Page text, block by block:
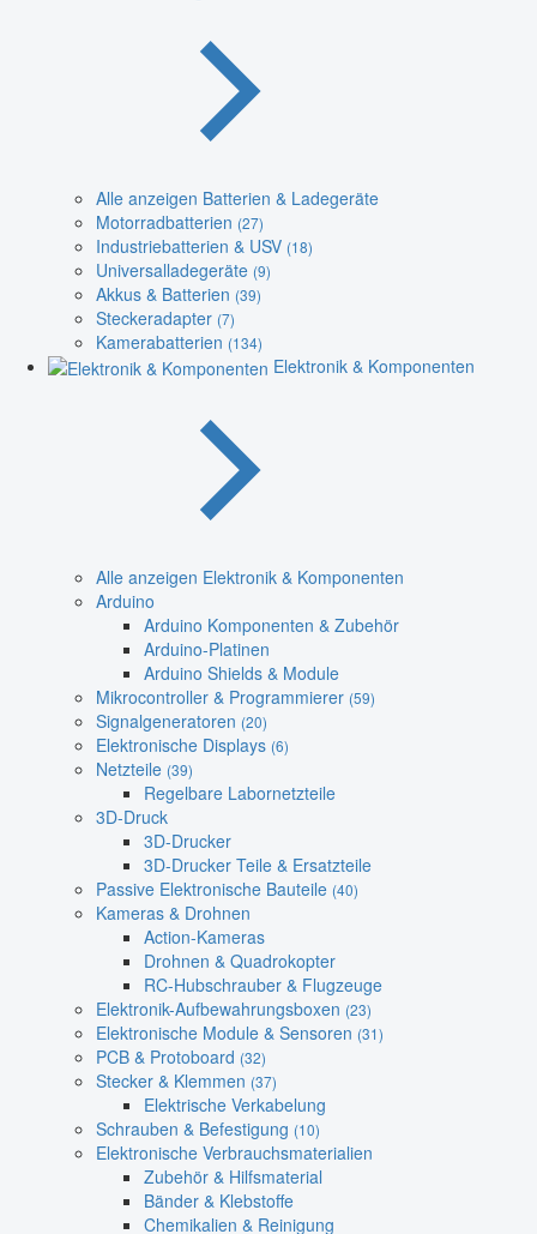
Alle anzeigen Batterien & Ladegeräte
Motorradbatterien (27)
Industriebatterien & USV (18)
Universalladegeräte (9)
Akkus & Batterien (39)
Steckeradapter (7)
Kamerabatterien (134)
Elektronik & Komponenten
Alle anzeigen Elektronik & Komponenten
Arduino
Arduino Komponenten & Zubehör
Arduino-Platinen
Arduino Shields & Module
Mikrocontroller & Programmierer (59)
Signalgeneratoren (20)
Elektronische Displays (6)
Netzteile (39)
Regelbare Labornetzteile
3D-Druck
3D-Drucker
3D-Drucker Teile & Ersatzteile
Passive Elektronische Bauteile (40)
Kameras & Drohnen
Action-Kameras
Drohnen & Quadrokopter
RC-Hubschrauber & Flugzeuge
Elektronik-Aufbewahrungsboxen (23)
Elektronische Module & Sensoren (31)
PCB & Protoboard (32)
Stecker & Klemmen (37)
Elektrische Verkabelung
Schrauben & Befestigung (10)
Elektronische Verbrauchsmaterialien
Zubehör & Hilfsmaterial
Bänder & Klebstoffe
Chemikalien & Reinigung